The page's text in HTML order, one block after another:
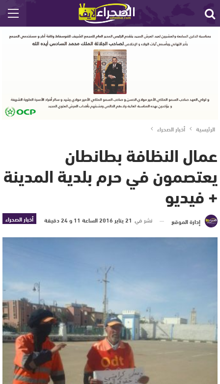
الرئيسية أخبار الصحراء
عمال النظافة بطانطان
يعتصمون في حرم بلدية المدينة
+ فيديو
أخبار الصحراء إدارة الموقع نشر في 21 يناير 2016 الساعة 11 و 24 دقيقة